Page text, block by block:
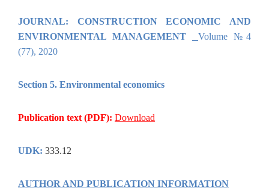
JOURNAL: CONSTRUCTION ECONOMIC AND
ENVIRONMENTAL MANAGEMENT
Volume №4
(77), 2020
Section 5. Environmental economics
Publication text (PDF): Download
UDK: 333.12
AUTHOR AND PUBLICATION INFORMATION